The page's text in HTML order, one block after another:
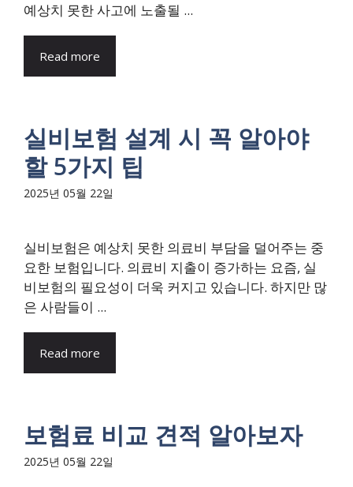
예상치 못한 사고에 노출될 ...
Read more
실비보험 설계 시 꼭 알아야
할 5가지 팁
2025년 05월 22일
실비보험은 예상치 못한 의료비 부담을 덜어주는 중
요한 보험입니다. 의료비 지출이 증가하는 요즘, 실
비보험의 필요성이 더욱 커지고 있습니다. 하지만 많
은 사람들이 ...
Read more
보험료 비교 견적 알아보자
2025년 05월 22일